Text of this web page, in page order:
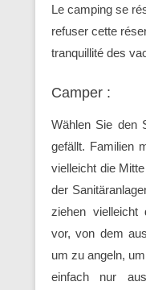
Le camping se
refuser cette
tranquillité des
Camper :
Wählen Sie den
gefällt. Familien
vielleicht die
der
ziehen vielleicht
vor, von dem
um zu angeln,
einfach nur